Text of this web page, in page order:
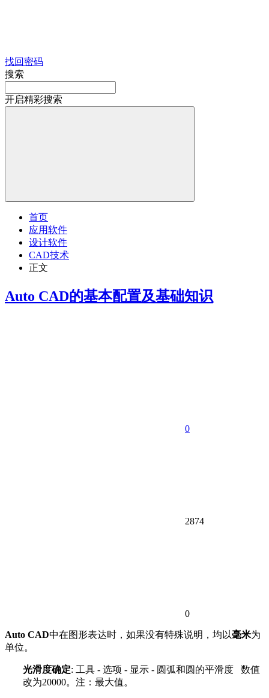
找回密码
搜索
开启精彩搜索
首页
应用软件
设计软件
CAD技术
正文
Auto CAD的基本配置及基础知识
0
2874
0
Auto CAD中在图形表达时，如果没有特殊说明，均以毫米为
单位。
光滑度确定: 工具 - 选项 - 显示 - 圆弧和圆的平滑度 数值
改为20000。注：最大值。